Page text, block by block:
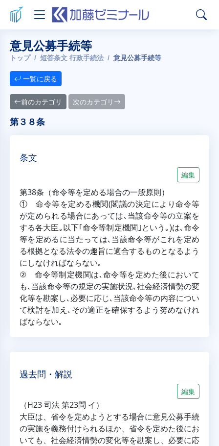
意見公募手続等
トップ 短答条文 行政手続法 意見公募手続等
一覧に戻る
前のカテゴリ 次のカテゴリ
第３８条
条文
編集
第38条（命令等を定める場合の一般原則）
① 命令等を定める機関(閣議の決定により命令等
が定められる場合にあっては､当該命令等の立案を
する各大臣｡以下｢命令等制定機関｣という｡)は､命令
等を定めるに当たっては､当該命令等がこれを定め
る根拠となる法令の趣旨に適合するものとなるよう
にしなければならない｡
② 命令等制定機関は､命令等を定めた後において
も､当該命令等の規定の実施状況､社会経済情勢の変
化等を勘案し､必要に応じ､当該命令等の内容につい
て検討を加え､その適正を確保するよう努めなけれ
ばならない｡
過去問・解説
編集
（H23 司法 第23問 イ）
大臣は、省令を定めようとする場合に意見公募手続
の実施を義務付けられるほか、省令を定めた後にお
いても、社会経済情勢の変化等を勘案し、必要に応